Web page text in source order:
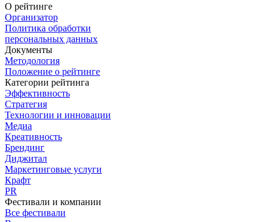
О рейтинге
Организатор
Политика обработки
персональных данных
Документы
Методология
Положение о рейтинге
Категории рейтинга
Эффективность
Стратегия
Технологии и инновации
Медиа
Креативность
Брендинг
Диджитал
Маркетинговые услуги
Крафт
PR
Фестивали и компании
Все фестивали